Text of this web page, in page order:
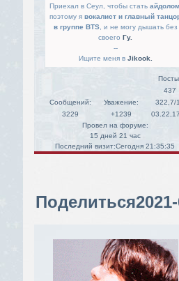
Приехал в Сеул, чтобы стать айдолом
поэтому я вокалист и главный
в группе BTS, и не могу дышать без
своего Гу.
--
Ищите меня в Jikook.
Сообщений:
3229
Уважение:
+1239
437
322,7/
Провел на форуме:
15 дней 21 час
Последний визит:Сегодня 21:35:35
Поделиться